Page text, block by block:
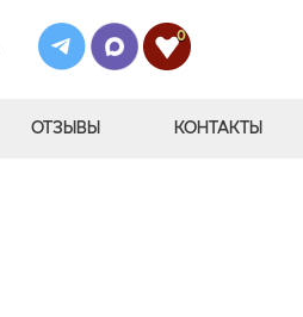
0
ОТЗЫВЫ КОНТАКТЫ